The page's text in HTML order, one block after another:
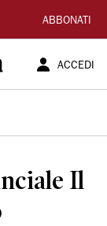
ABBONATI
ACCEDI
Il